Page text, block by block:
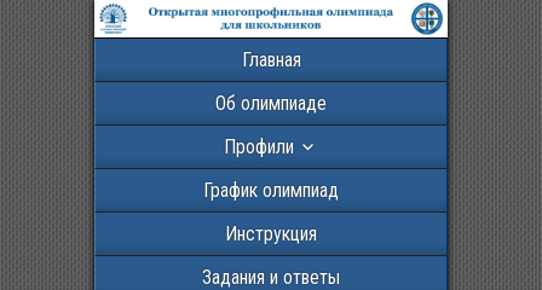
Главная
Об олимпиаде
Профили
График олимпиад
Инструкция
Задания и ответы